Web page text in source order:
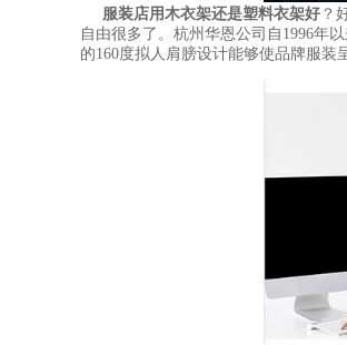
服装店用木衣架还是塑料衣架好 ？
自由很多了。杭州华恩公司自1996年
的160度拟人肩膀设计能够使品牌服装